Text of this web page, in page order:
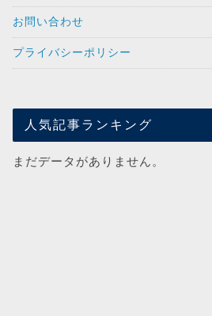
お問い合わせ
プライバシーポリシー
人気記事ランキング
まだデータがありません。